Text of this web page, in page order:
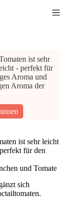
ist sehr
- perfekt für
Aroma und
Aroma der
ist sehr leicht
für den
und Tomate
sich